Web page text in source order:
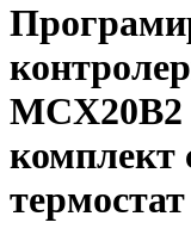
MCX20B2
комплект